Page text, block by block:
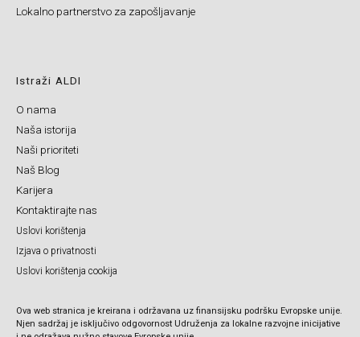
Lokalno partnerstvo za zapošljavanje
Istraži ALDI
O nama
Naša istorija
Naši prioriteti
Naš Blog
Karijera
Kontaktirajte nas
Uslovi korištenja
Izjava o privatnosti
Uslovi korištenja cookija
Ova web stranica je kreirana i održavana uz finansijsku podršku Evropske unije.
Njen sadržaj je isključivo odgovornost Udruženja za lokalne razvojne inicijative